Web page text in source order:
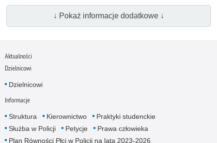
↓ Pokaż informacje dodatkowe ↓
Aktualności
Dzielnicowi
Dzielnicowi
Informacje
Struktura Kierownictwo
Praktyki studenckie
Służba w Policji
Petycje
Prawa człowieka
Plan Równości Płci w Policji na lata 2023-2026